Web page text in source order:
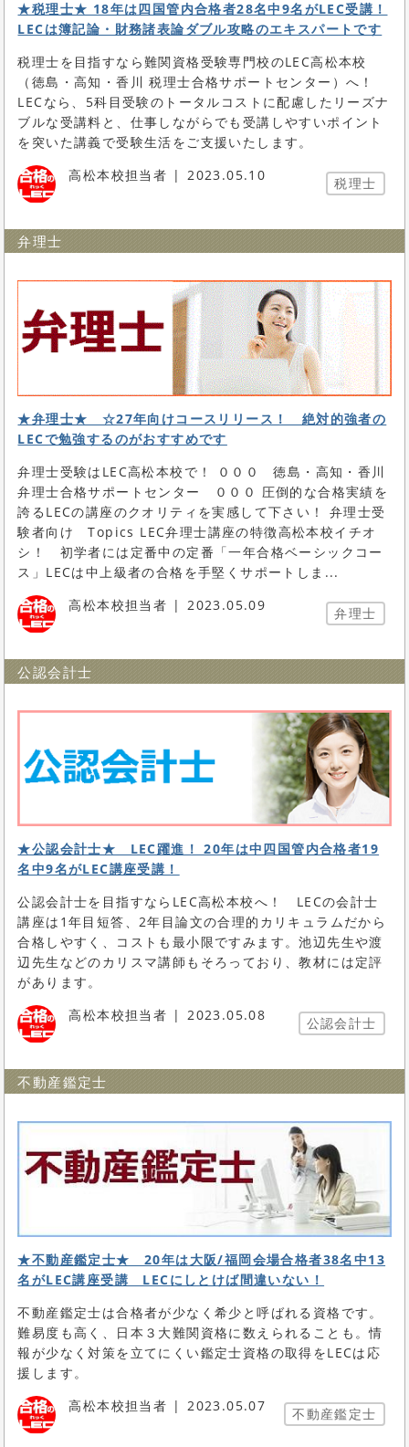
★税理士★ 18年は四国管内合格者28名中9名がLEC受講！
LECは簿記論・財務諸表論ダブル攻略のエキスパートです
税理士を目指すなら難関資格受験専門校のLEC高松本校
（徳島・高知・香川 税理士合格サポートセンター）へ！
LECなら、5科目受験のトータルコストに配慮したリーズナ
ブルな受講料と、仕事しながらでも受講しやすいポイント
を突いた講義で受験生活をご支援いたします。
高松本校担当者
2023.05.10 税理士
弁理士
★弁理士★ ☆27年向けコースリリース！ 絶対的強者の
LECで勉強するのがおすすめです
弁理士受験はLEC高松本校で！ ０００ 徳島・高知・香川
弁理士合格サポートセンター ０００ 圧倒的な合格実績を
誇るLECの講座のクオリティを実感して下さい！ 弁理士受
験者向け Topics LEC弁理士講座の特徴高松本校イチオ
シ！ 初学者には定番中の定番「一年合格ベーシックコー
ス」LECは中上級者の合格を手堅くサポートしま...
高松本校担当者
2023.05.09 弁理士
公認会計士
★公認会計士★ LEC躍進！ 20年は中四国管内合格者19
名中9名がLEC講座受講！
公認会計士を目指すならLEC高松本校へ！ LECの会計士
講座は1年目短答、2年目論文の合理的カリキュラムだから
合格しやすく、コストも最小限ですみます。池辺先生や渡
辺先生などのカリスマ講師もそろっており、教材には定評
があります。
高松本校担当者
2023.05.08 公認会計士
不動産鑑定士
★不動産鑑定士★ 20年は大阪/福岡会場合格者38名中13
名がLEC講座受講 LECにしとけば間違いない！
不動産鑑定士は合格者が少なく希少と呼ばれる資格です。
難易度も高く、日本３大難関資格に数えられることも。情
報が少なく対策を立てにくい鑑定士資格の取得をLECは応
援します。
高松本校担当者
2023.05.07 不動産鑑定士